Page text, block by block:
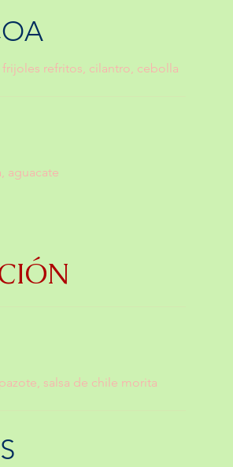
refritos, cilantro, cebolla
aguacate
salsa de chile morita